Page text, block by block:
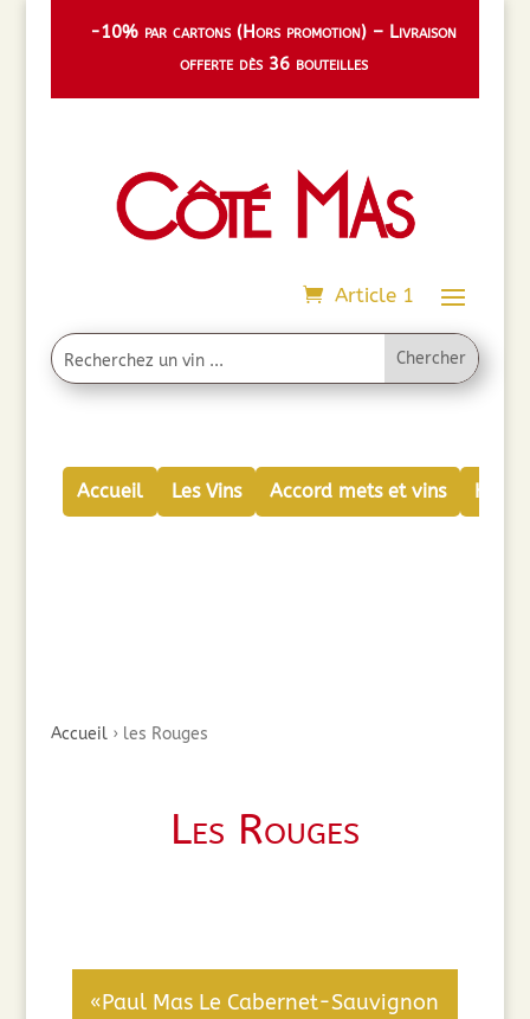
-10% par cartons (Hors promotion) – Livraison
offerte dès 36 bouteilles
Article 1
Accueil Les Vins Accord mets et vins
Accueil› les Rouges
Les Rouges
«Paul Mas Le Cabernet-Sauvignon